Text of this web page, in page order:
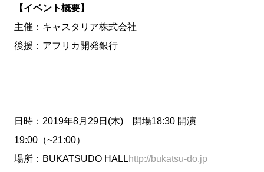
【イベント概要】
主催：キャスタリア株式会社
後援：アフリカ開発銀行
日時：2019年8月29日(木) 開場18:30 開演
19:00（~21:00）
場所：BUKATSUDO HALLhttp://bukatsu-do.jp